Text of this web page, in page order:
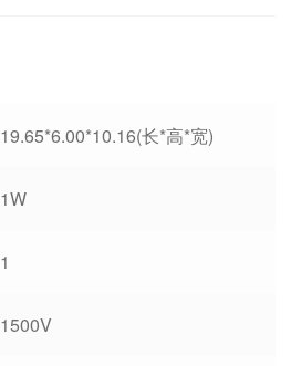
19.65*6.00*10.16(长*高*宽)
1W
1
1500V